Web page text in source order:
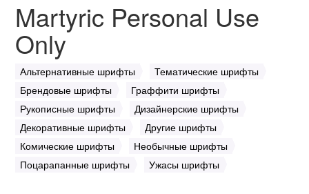
Martyric Personal Use
Only
Альтернативные шрифты
Тематические шрифты
Брендовые шрифты
Граффити шрифты
Рукописные шрифты
Дизайнерские шрифты
Декоративные шрифты
Другие шрифты
Комические шрифты
Необычные шрифты
Поцарапанные шрифты
Ужасы шрифты